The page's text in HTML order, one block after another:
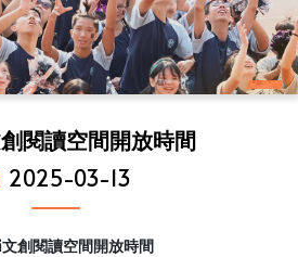
閱讀空間開放時間
2025-03-13
創閱讀空間開放時間